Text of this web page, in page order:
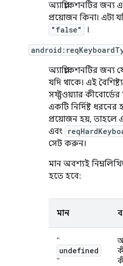
অ্যাপ্লিকেশনটির জন্য
প্রয়োজন কিনা। এটা
"false" ।
অ্যাপ্লিকেশনটির জন্য
যদি থাকে। এই
সফ্টওয়্যার কীবোর্ডের
একটি নির্দিষ্ট ধরনের
প্রয়োজন হয়, তাহলে
এবং
সেট করুন।
মান অবশ্যই
হতে হবে:
মান
"
undefined
"